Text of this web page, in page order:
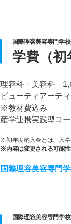
国際理容美容専門学
学費（初
理容科・美容科
ビューティアーテ
※教材費込み
産学連携実践型コ
※初年度納入金とは、入学
※内容は変更される可能性
国際理容美容専門
国際理容美容専門学